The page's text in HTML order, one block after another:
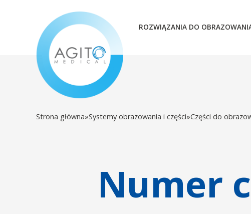
ROZWIĄZANIA DO
Strona główna»Systemy obrazowania i części»Części do
Numer